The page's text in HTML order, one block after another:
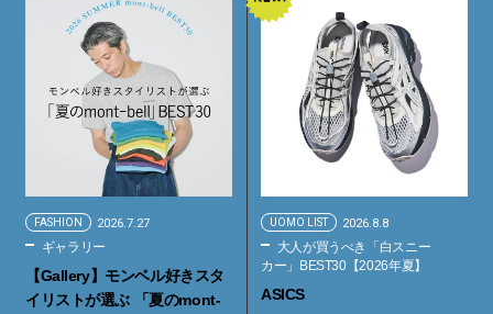
FASHION 2026.7.27
ギャラリー
【Gallery】モンベル好きスタ
イリストが選ぶ 「夏のmont-
UOMO LIST 2026.8.8
大人が買うべき「白スニー
カー」BEST30【2026年夏】
ASICS